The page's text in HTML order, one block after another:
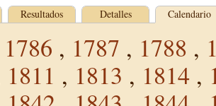
Resultados Detalles Calendario
1786 , 1787 , 1788 ,
1811 , 1813 , 1814 ,